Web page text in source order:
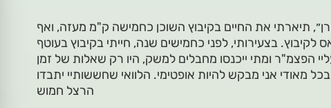
תיארתי את החיים בקיבוץ השוכן כחמישה ק"מ מעזה, ואף
בצעירותי, לפני כחמישים שנה, חייתי בקיבוץ בעוטף
הרצל חמוש